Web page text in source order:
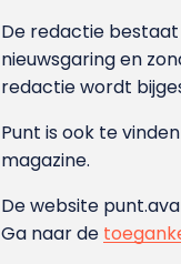
De redactie bestaat
nieuwsgaring en
redactie wordt
Punt is ook te
magazine.
De website
Ga naar de